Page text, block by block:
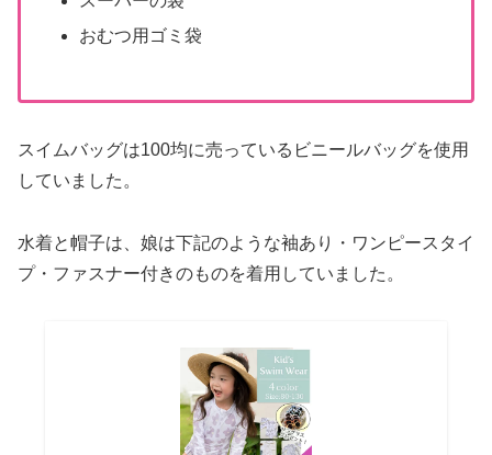
おむつ用ゴミ袋
スイムバッグは100均に売っているビニールバッグを使用
していました。
水着と帽子は、娘は下記のような袖あり・ワンピースタイ
プ・ファスナー付きのものを着用していました。